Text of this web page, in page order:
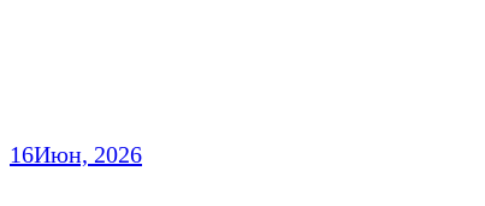
16Июн, 2026